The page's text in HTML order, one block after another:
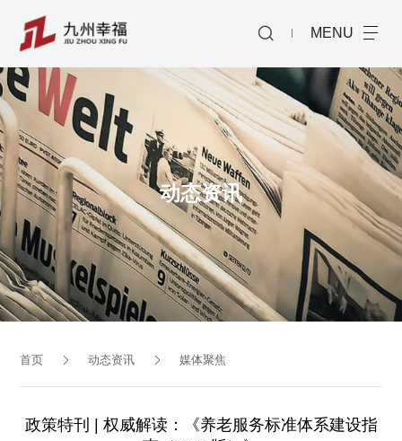
MENU
动态资讯
首页 动态资讯 媒体聚焦
政策特刊 | 权威解读：《养老服务标准体系建设指